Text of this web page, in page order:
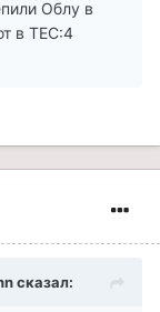
Облу в
в ТЕС:4
сказал: